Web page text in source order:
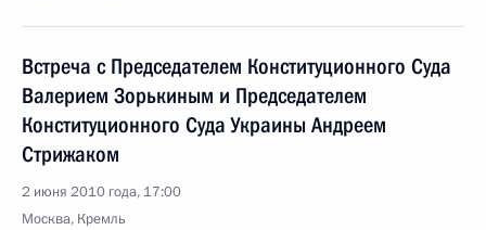
Встреча с Председателем Конституционного Суда
Валерием Зорькиным и Председателем
Конституционного Суда Украины Андреем
Стрижаком
2 июня 2010 года, 17:00
Москва, Кремль